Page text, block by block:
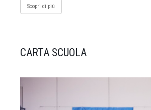
Scopri di più
CARTA SCUOLA